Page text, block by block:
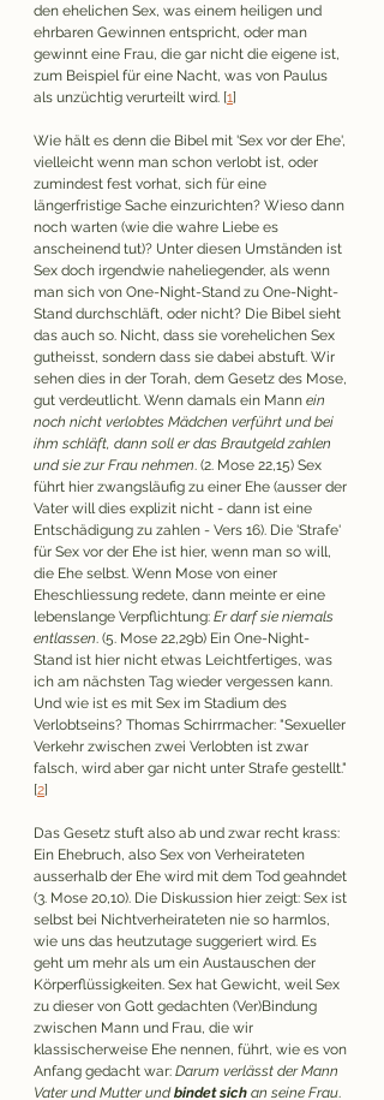
den ehelichen Sex, was einem heiligen und
ehrbaren Gewinnen entspricht, oder man
gewinnt eine Frau, die gar nicht die eigene ist,
zum Beispiel für eine Nacht, was von Paulus
als unzüchtig verurteilt wird. [1]
Wie hält es denn die Bibel mit 'Sex vor der Ehe',
vielleicht wenn man schon verlobt ist, oder
zumindest fest vorhat, sich für eine
längerfristige Sache einzurichten? Wieso dann
noch warten (wie die wahre Liebe es
anscheinend tut)? Unter diesen Umständen ist
Sex doch irgendwie naheliegender, als wenn
man sich von One-Night-Stand zu One-Night-
Stand durchschläft, oder nicht? Die Bibel sieht
das auch so. Nicht, dass sie vorehelichen Sex
gutheisst, sondern dass sie dabei abstuft. Wir
sehen dies in der Torah, dem Gesetz des Mose,
gut verdeutlicht. Wenn damals ein Mann ein
noch nicht verlobtes Mädchen verführt und bei
ihm schläft, dann soll er das Brautgeld zahlen
und sie zur Frau nehmen . (2. Mose 22,15) Sex
führt hier zwangsläufig zu einer Ehe (ausser der
Vater will dies explizit nicht - dann ist eine
Entschädigung zu zahlen - Vers 16). Die 'Strafe'
für Sex vor der Ehe ist hier, wenn man so will,
die Ehe selbst. Wenn Mose von einer
Eheschliessung redete, dann meinte er eine
lebenslange Verpflichtung: Er darf sie niemals
entlassen . (5. Mose 22,29b) Ein One-Night-
Stand ist hier nicht etwas Leichtfertiges, was
ich am nächsten Tag wieder vergessen kann.
Und wie ist es mit Sex im Stadium des
Verlobtseins? Thomas Schirrmacher: "Sexueller
Verkehr zwischen zwei Verlobten ist zwar
falsch, wird aber gar nicht unter Strafe gestellt."
[2]
Das Gesetz stuft also ab und zwar recht krass:
Ein Ehebruch, also Sex von Verheirateten
ausserhalb der Ehe wird mit dem Tod geahndet
(3. Mose 20,10). Die Diskussion hier zeigt: Sex ist
selbst bei Nichtverheirateten nie so harmlos,
wie uns das heutzutage suggeriert wird. Es
geht um mehr als um ein Austauschen der
Körperflüssigkeiten. Sex hat Gewicht, weil Sex
zu dieser von Gott gedachten (Ver)Bindung
zwischen Mann und Frau, die wir
klassischerweise Ehe nennen, führt, wie es von
Anfang gedacht war: Darum verlässt der Mann
Vater und Mutter und bindet sich an seine Frau